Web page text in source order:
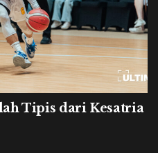
Tipis dari Kesatria